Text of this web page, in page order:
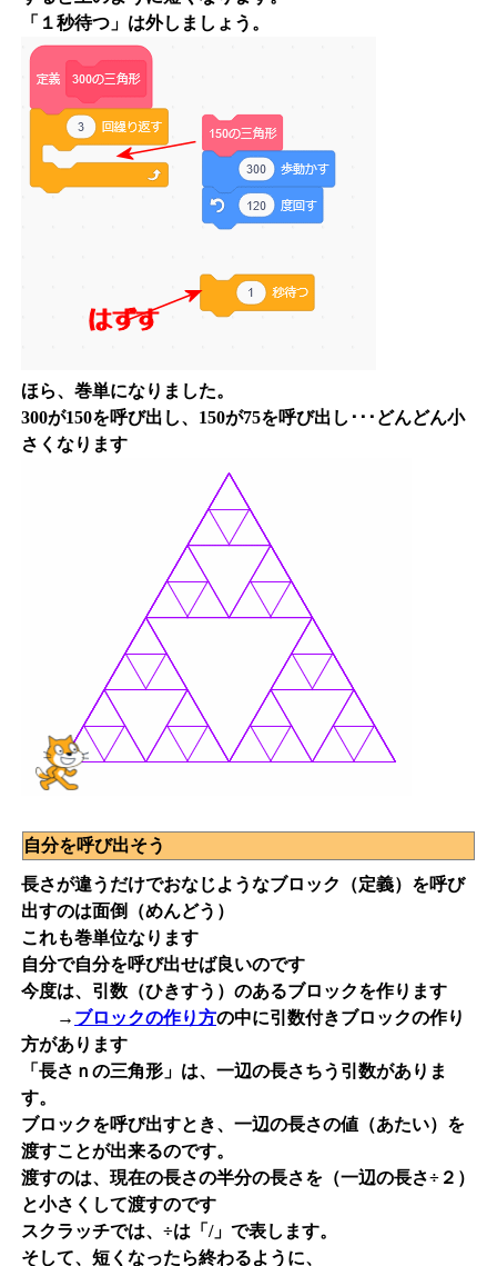
「１秒待つ」は外しましょう。
ほら、巻単になりました。
300が150を呼び出し、150が75を呼び出し･･･どんどん小
さくなります
自分を呼び出そう
長さが違うだけでおなじようなブロック（定義）を呼び
出すのは面倒（めんどう）
これも巻単位なります
自分で自分を呼び出せば良いのです
今度は、引数（ひきすう）のあるブロックを作ります
→ ブロックの作り方の中に引数付きブロックの作り
方があります
「長さｎの三角形」は、一辺の長さちう引数がありま
す。
ブロックを呼び出すとき、一辺の長さの値（あたい）を
渡すことが出来るのです。
渡すのは、現在の長さの半分の長さを（一辺の長さ÷２）
と小さくして渡すのです
スクラッチでは、÷は「/」で表します。
そして、短くなったら終わるように、